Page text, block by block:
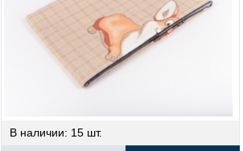
В наличии: 15 шт.